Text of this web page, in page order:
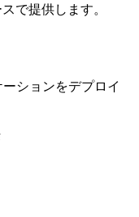
で提供します。
ションをデプロイ